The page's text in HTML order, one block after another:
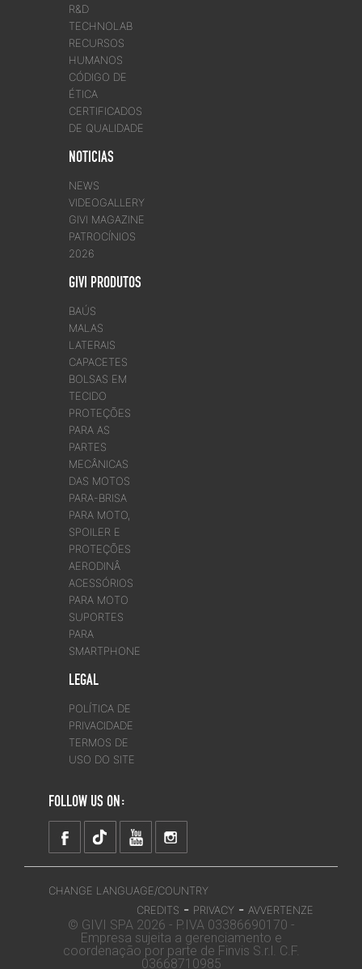
R&D
TECHNOLAB
RECURSOS
HUMANOS
CÓDIGO DE
ÉTICA
CERTIFICADOS
DE QUALIDADE
NOTICIAS
NEWS
VIDEOGALLERY
GIVI MAGAZINE
PATROCÍNIOS
2026
GIVI PRODUTOS
BAÚS
MALAS
LATERAIS
CAPACETES
BOLSAS EM
TECIDO
PROTEÇÕES
PARA AS
PARTES
MECÂNICAS
DAS MOTOS
PARA-BRISA
PARA MOTO,
SPOILER E
PROTEÇÕES
AERODINÂ
ACESSÓRIOS
PARA MOTO
SUPORTES
PARA
SMARTPHONE
LEGAL
POLÍTICA DE
PRIVACIDADE
TERMOS DE
USO DO SITE
FOLLOW US ON:
CHANGE LANGUAGE/COUNTRY
CREDITS - PRIVACY - AVVERTENZE
© GIVI SPA 2026 - P.IVA 03386690170 -
Empresa sujeita a gerenciamento e
coordenação por parte de Finvis S.r.l. C.F.
03668710985